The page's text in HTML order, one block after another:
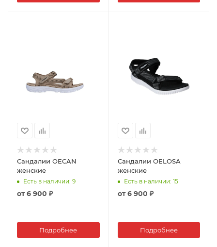
Сандалии OECAN
женские
Есть в наличии: 9
от6 900 ₽
Подробнее
Сандалии OELOSA
женские
Есть в наличии: 15
от6 900 ₽
Подробнее